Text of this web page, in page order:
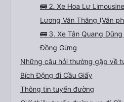
🚌 2. Xe Hoa Lư
Lương Văn Thăng (Văn
🚌 3. Xe Tân Quang
Đồng Gừng
Những câu hỏi thường gặp về
Bích Động đi Cầu Giấy
Thông tin tuyến đường